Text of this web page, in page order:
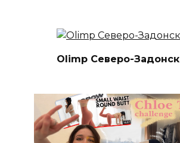
Olimp Северо-Задонск